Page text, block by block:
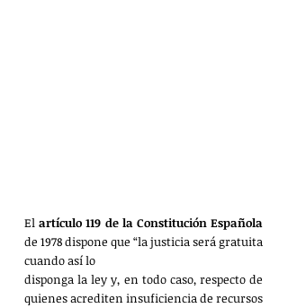
El artículo 119 de la Constitución Española
de 1978 dispone que “la justicia será gratuita
cuando así lo
disponga la ley y, en todo caso, respecto de
quienes acrediten insuficiencia de recursos